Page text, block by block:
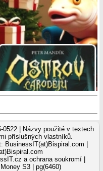
| Názvy použité v textech
příslušných vlastníků.
|
a ochrana soukromí
S3| pg(6460)